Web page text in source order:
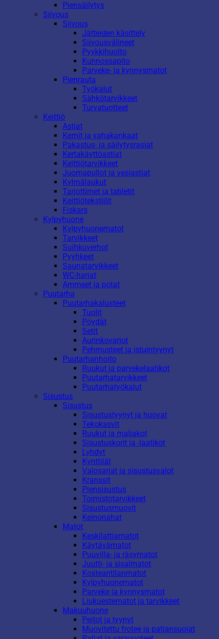
Piensäilytys
Siivous
Siivous
Jätteiden käsittely
Siivousvälineet
Pyykkihuolto
Kunnossapito
Parveke- ja kynnysmatot
Pienrauta
Työkalut
Sähkötarvikkeet
Turvatuotteet
Keittiö
Astiat
Kernit ja vahakankaat
Pakastus- ja säilytysrasiat
Kertakäyttöastiat
Keittiötarvikkeet
Juomapullot ja vesiastiat
Kylmälaukut
Tarjottimet ja tabletit
Keittiötekstiilit
Fiskars
Kylpyhuone
Kylpyhuonematot
Tarvikkeet
Suihkuverhot
Pyyhkeet
Saunatarvikkeet
WC-harjat
Ammeet ja potat
Puutarha
Puutarhakalusteet
Tuolit
Pöydät
Setit
Aurinkovarjot
Pehmusteet ja istuintyynyt
Puutarhanhoito
Ruukut ja parvekelaatikot
Puutarhatarvikkeet
Puutarhatyökalut
Sisustus
Sisustus
Sisustustyynyt ja huovat
Tekokasvit
Ruukut ja maljakot
Sisustuskorit ja -laatikot
Lyhdyt
Kynttilät
Valosarjat ja sisustusvalot
Kranssit
Piensisustus
Toimistotarvikkeet
Sisustusmuovit
Keinonahat
Matot
Keskilattiamatot
Käytävämatot
Puuvilla- ja räsymatot
Juutti- ja sisalmatot
Kosteantilanmatot
Kylpyhuonematot
Parveke ja kynnysmatot
Liukuestematot ja tarvikkeet
Makuuhuone
Peitot ja tyynyt
Muovitettu frotee ja patjansuojat